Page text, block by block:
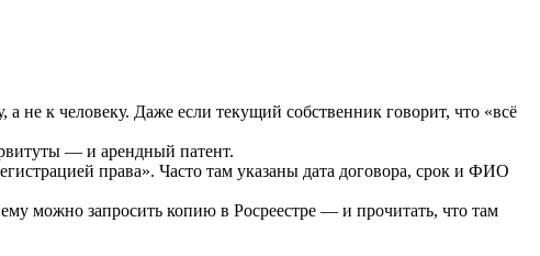
к человеку. Даже если текущий собственник говорит, что «всё
— и арендный патент.
права». Часто там указаны дата договора, срок и ФИО
можно запросить копию в Росреестре — и прочитать, что там